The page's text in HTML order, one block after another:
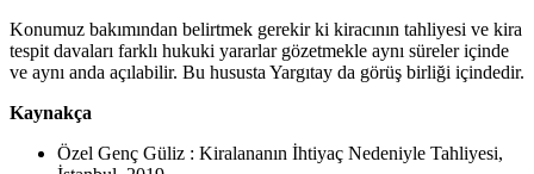
Konumuz bakımından belirtmek gerekir ki kiracının tahliyesi ve kira
tespit davaları farklı hukuki yararlar gözetmekle aynı süreler içinde
ve aynı anda açılabilir. Bu hususta Yargıtay da görüş birliği içindedir.
Kaynakça
Özel Genç Güliz : Kiralananın İhtiyaç Nedeniyle Tahliyesi,